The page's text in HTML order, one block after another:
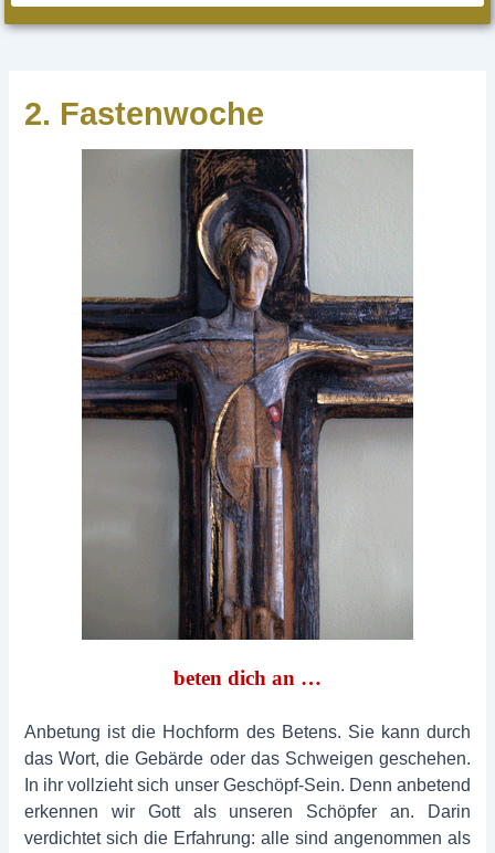
2. Fastenwoche
beten dich an …
Anbetung ist die Hochform des Betens. Sie kann durch
das Wort, die Gebärde oder das Schweigen geschehen.
In ihr vollzieht sich unser Geschöpf-Sein. Denn anbetend
erkennen wir Gott als unseren Schöpfer an. Darin
verdichtet sich die Erfahrung: alle sind angenommen als